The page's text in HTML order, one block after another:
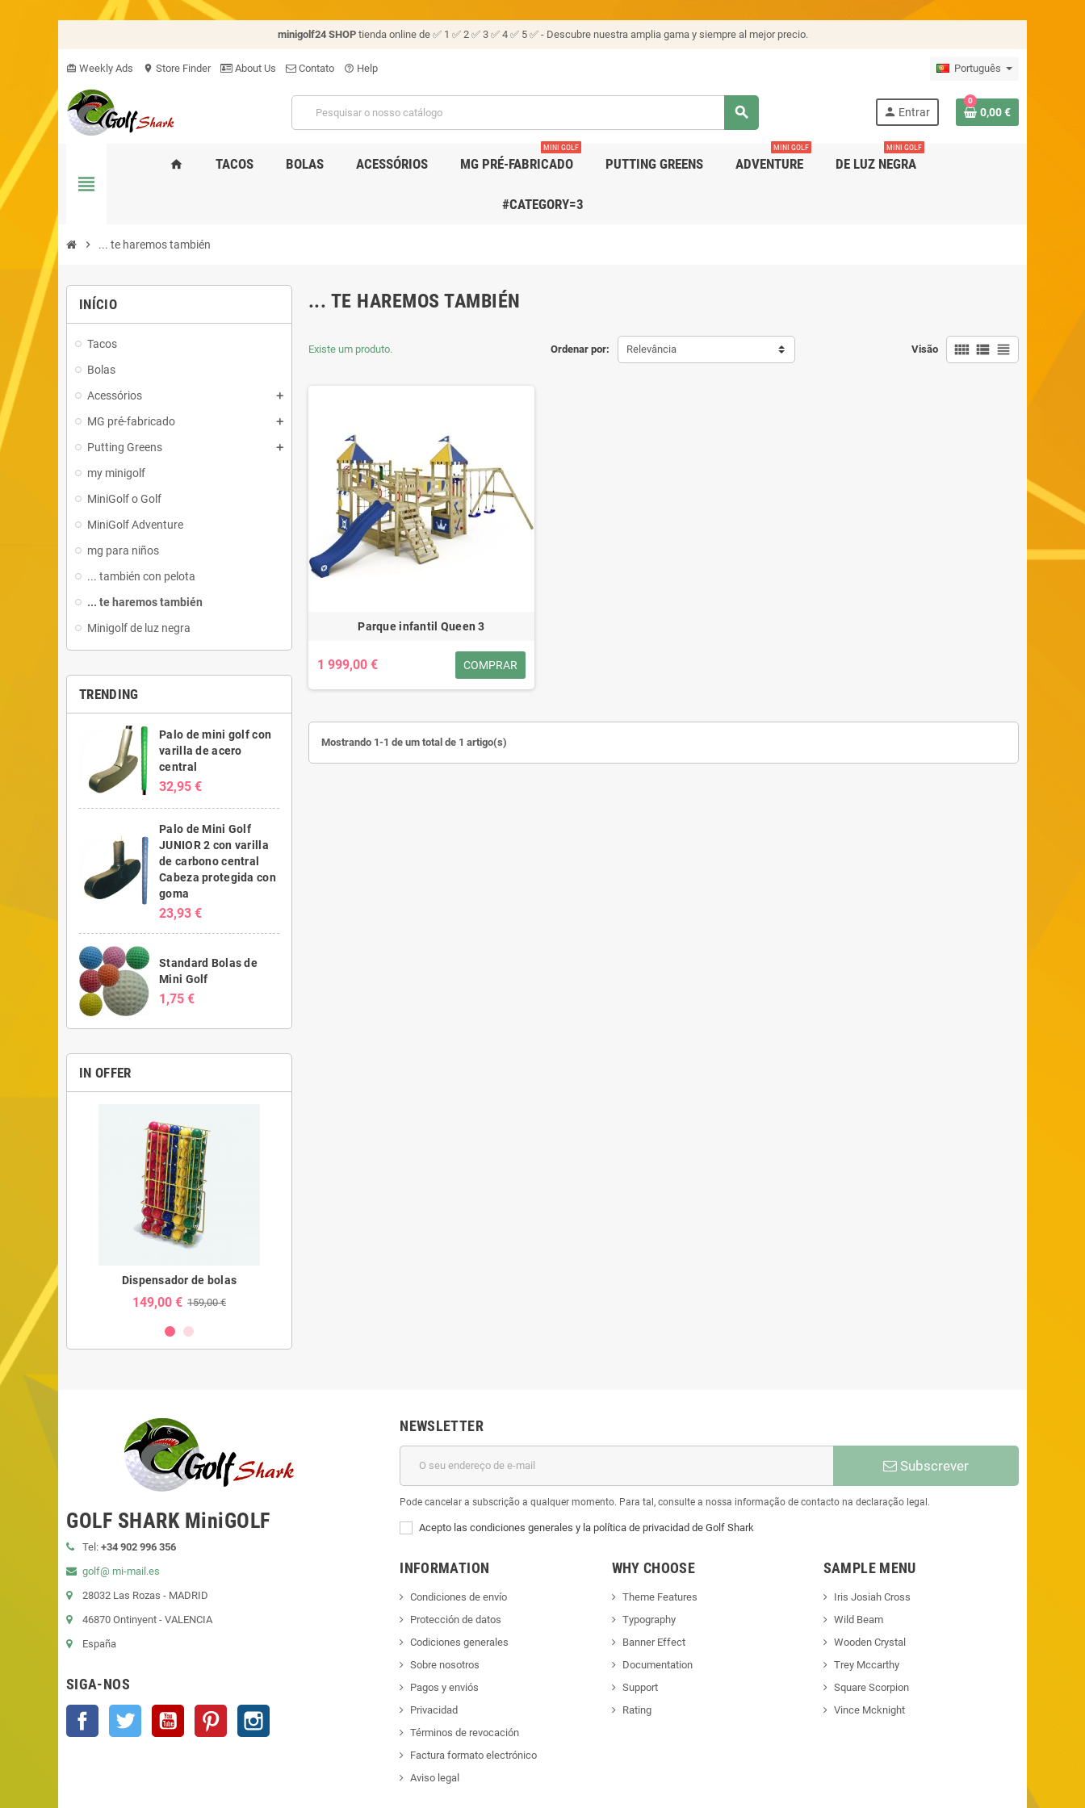
minigolf24 SHOP tienda online de ✅ 1 ✅ 2 ✅ 3 ✅ 4 ✅ 5 ✅ - Descubre nuestra amplia gama y siempre al mejor precio.
card_giftcard Weekly Ads location_on Store Finder About Us Contato help_outline Help Português
search person Entrar
0
0,00 €
view_headline
home TACOS BOLAS ACESSÓRIOS MG PRÉ-FABRICADO
MINI GOLF
PUTTING GREENS ADVENTURE
MINI GOLF
DE LUZ NEGRA
MINI GOLF
#CATEGORY=3
chevron_right ... te haremos también
INÍCIO
Tacos
Bolas
Acessórios
MG pré-fabricado
Putting Greens
my minigolf
MiniGolf o Golf
MiniGolf Adventure
mg para niños
... también con pelota
... te haremos también
Minigolf de luz negra
TRENDING
Palo de mini golf con
varilla de acero
central
32,95 €
Palo de Mini Golf
JUNIOR 2 con varilla
de carbono central
Cabeza protegida con
goma
23,93 €
Standard Bolas de
Mini Golf
1,75 €
IN OFFER
Dispensador de bolas
149,00 € 159,00 €
... TE HAREMOS TAMBIÉN
Ordenar por: Relevância Visão view_comfy view_list view_headline
Existe um produto.
Parque infantil Queen 3
1 999,00 € COMPRAR
Mostrando 1-1 de um total de 1 artigo(s)
GOLF SHARK MiniGOLF
Tel: +34 902 996 356
golf@ mi-mail.es
28032 Las Rozas - MADRID
46870 Ontinyent - VALENCIA
España
SIGA-NOS
Facebook Twitter YouTube Pinterest
NEWSLETTER
Subscrever
Pode cancelar a subscrição a qualquer momento. Para tal, consulte a nossa informação de contacto na declaração legal.
Acepto las condiciones generales y la política de privacidad de Golf Shark
INFORMATION
Condiciones de envío
Protección de datos
Codiciones generales
Sobre nosotros
Pagos y enviós
Privacidad
Términos de revocación
Factura formato electrónico
Aviso legal
WHY CHOOSE
Theme Features
Typography
Banner Effect
Documentation
Support
Rating
SAMPLE MENU
Iris Josiah Cross
Wild Beam
Wooden Crystal
Trey Mccarthy
Square Scorpion
Vince Mcknight